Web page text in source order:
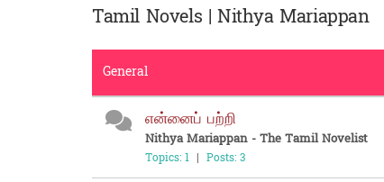
Tamil Novels | Nithya Mariappan
General
என்னைப் பற்றி
Nithya Mariappan - The Tamil Novelist
Topics: 1 | Posts: 3